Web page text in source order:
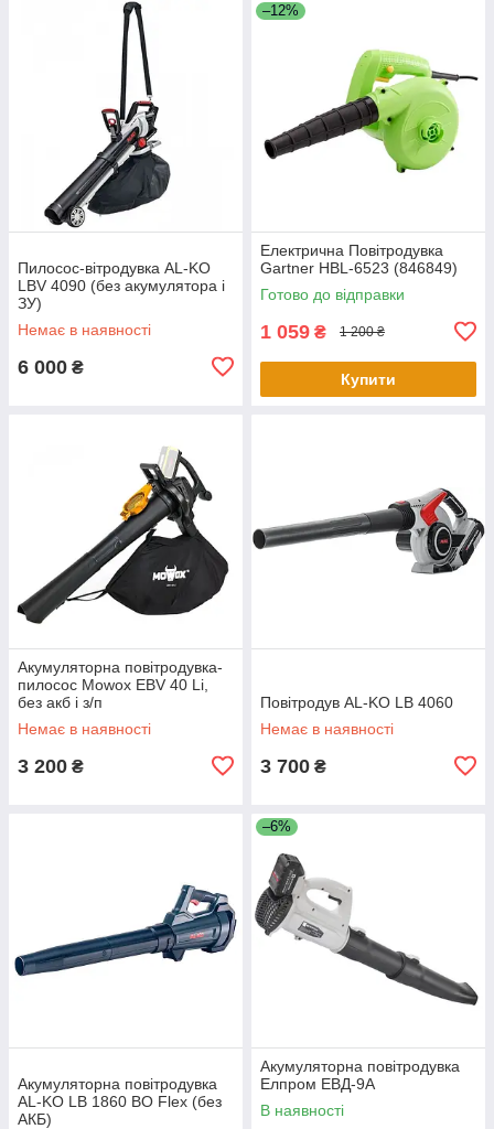
Пилосос-вітродувка AL-KO
LBV 4090 (без акумулятора і
ЗУ)
Немає в наявності
6 000 ₴
–12%
Електрична Повітродувка
Gartner HBL-6523 (846849)
Готово до відправки
1 059 ₴ 1 200 ₴
Купити
Акумуляторна повітродувка-
пилосос Mowox EBV 40 Li,
без акб і з/п
Немає в наявності
3 200 ₴
Повітродув AL-KO LB 4060
Немає в наявності
3 700 ₴
Акумуляторна повітродувка
AL-KO LB 1860 BO Flex (без
АКБ)
–6%
Акумуляторна повітродувка
Елпром ЕВД-9А
В наявності